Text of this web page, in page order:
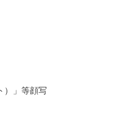
）」等顔写